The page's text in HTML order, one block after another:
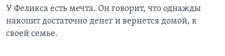
У Феликса есть мечта. Он говорит, что однажды
накопит достаточно денег и вернется домой, к
своей семье.